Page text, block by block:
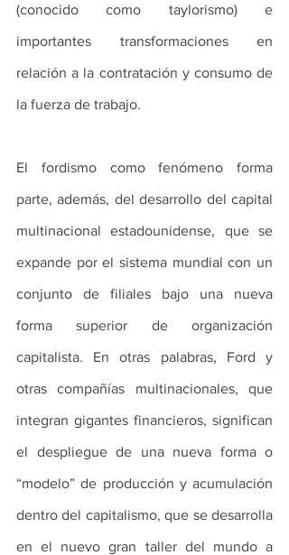
(conocido como taylorismo) e
importantes transformaciones en
relación a la contratación y consumo de
la fuerza de trabajo.
El fordismo como fenómeno forma
parte, además, del desarrollo del capital
multinacional estadounidense, que se
expande por el sistema mundial con un
conjunto de filiales bajo una nueva
forma superior de organización
capitalista. En otras palabras, Ford y
otras compañías multinacionales, que
integran gigantes financieros, significan
el despliegue de una nueva forma o
“modelo” de producción y acumulación
dentro del capitalismo, que se desarrolla
en el nuevo gran taller del mundo a